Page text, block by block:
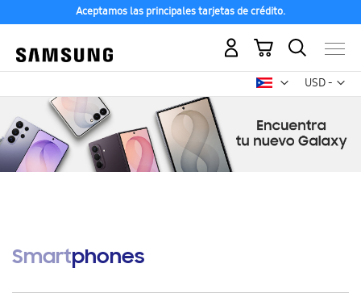
Aceptamos las principales tarjetas de crédito.
USD -
dólar
Mi carrito
Smartphones